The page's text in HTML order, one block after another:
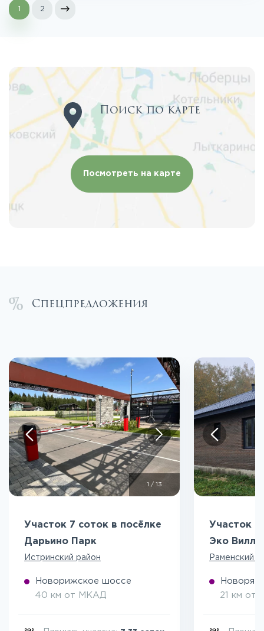
1 2
Поиск по карте
Посмотреть на карте
Спецпредложения
/ 13
Участок 7 соток в посёлке
Дарьино Парк
Истринский район
Новорижское шоссе
40 км от МКАД
Участок 5
Эко
Раменский
21 км от